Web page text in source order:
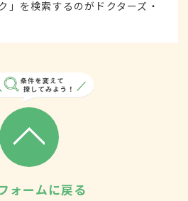
」を検索するのがドクターズ・
ォームに戻る